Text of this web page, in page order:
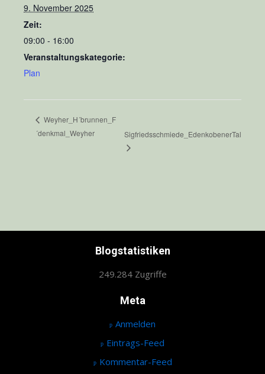
9. November 2025
Zeit:
09:00 - 16:00
Veranstaltungskategorie:
Plan
Weyher_H´brunnen_F
´denkmal_Weyher
Sigfriedsschmiede_EdenkobenerTal
Blogstatistiken
249.284 Zugriffe
Meta
Anmelden
Eintrags-Feed
Kommentar-Feed